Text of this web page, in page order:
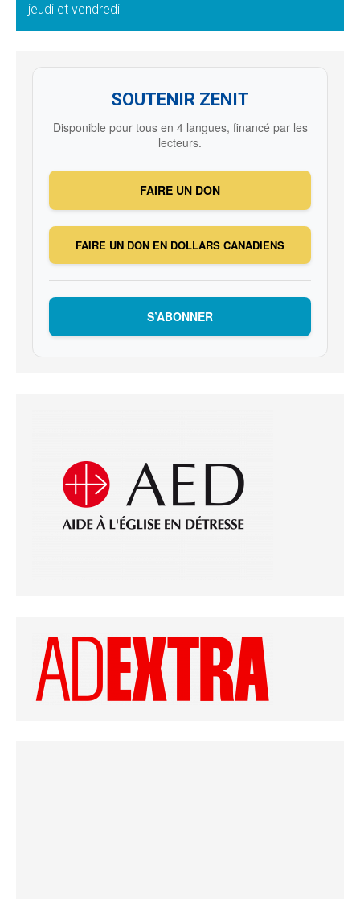
jeudi et vendredi
SOUTENIR ZENIT
Disponible pour tous en 4 langues, financé par les
lecteurs.
FAIRE UN DON
FAIRE UN DON EN DOLLARS CANADIENS
S’ABONNER